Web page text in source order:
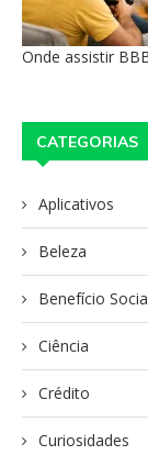
Onde assistir
CATEGORIAS
Aplicativos
Beleza
Benefício
Ciência
Crédito
Curiosidades